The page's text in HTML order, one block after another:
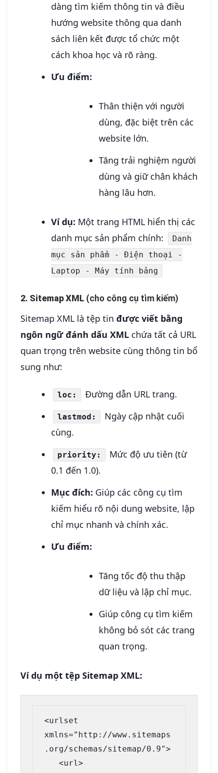
dàng tìm kiếm thông tin và điều
hướng website thông qua danh
sách liên kết được tổ chức một
cách khoa học và rõ ràng.
Ưu điểm:
Thân thiện với người
dùng, đặc biệt trên các
website lớn.
Tăng trải nghiệm người
dùng và giữ chân khách
hàng lâu hơn.
Ví dụ: Một trang HTML hiển thị các
danh mục sản phẩm chính:
Danh
mục sản phẩm - Điện thoại -
Laptop - Máy tính bảng
2. Sitemap XML (cho công cụ tìm kiếm)
Sitemap XML là tệp tin được viết bằng
ngôn ngữ đánh dấu XML chứa tất cả URL
quan trọng trên website cùng thông tin bổ
sung như:
loc: Đường dẫn URL trang.
lastmod:
Ngày cập nhật cuối
cùng.
priority:
Mức độ ưu tiên (từ
0.1 đến 1.0).
Mục đích: Giúp các công cụ tìm
kiếm hiểu rõ nội dung website, lập
chỉ mục nhanh và chính xác.
Ưu điểm:
Tăng tốc độ thu thập
dữ liệu và lập chỉ mục.
Giúp công cụ tìm kiếm
không bỏ sót các trang
quan trọng.
Ví dụ một tệp Sitemap XML:
<urlset
xmlns="http://www.sitemaps
.org/schemas/sitemap/0.9">
   <url>